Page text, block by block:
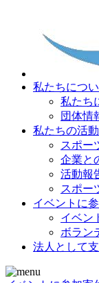
私たちにつ
私たち
団体情
私たちの活動
スポー
企業と
活動報
スポー
イベントに
イベン
ボラン
法人として